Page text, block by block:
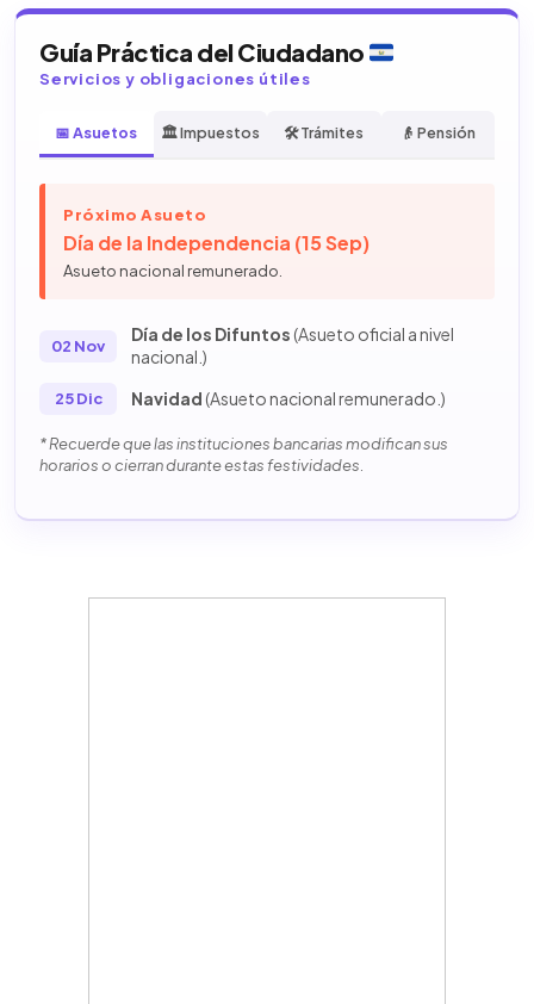
Guía Práctica del Ciudadano
Servicios y obligaciones útiles
📅 Asuetos 🏛️ Impuestos 🛠️ Trámites 👴 Pensión
Próximo Asueto
Día de la Independencia (15 Sep)
Asueto nacional remunerado.
02 Nov
Día de los Difuntos(Asueto oficial a nivel
nacional.)
25 Dic Navidad(Asueto nacional remunerado.)
* Recuerde que las instituciones bancarias modifican sus
horarios o cierran durante estas festividades.